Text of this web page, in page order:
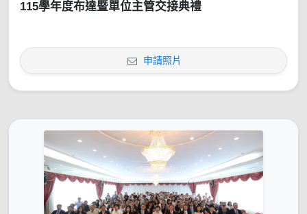
115學年度布達暨單位主管交接典禮
申請照片